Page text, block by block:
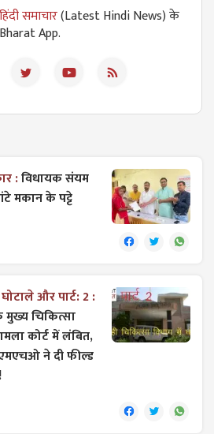
समाचार(Latest Hindi News) के
App.
:विधायक संयम
मकान के पट्टे
और पार्ट: 2 :
मुख्य चिकित्सा
कोर्ट में लंबित,
ने दी फील्ड